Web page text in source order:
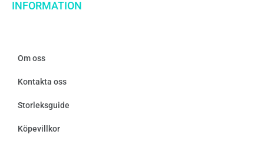
INFORMATION
Om oss
Kontakta oss
Storleksguide
Köpevillkor